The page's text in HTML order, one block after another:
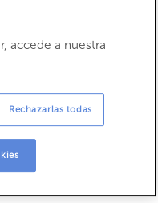
y C/ Dos
1.682 m²s
accede a nuestra
Rechazarlas todas